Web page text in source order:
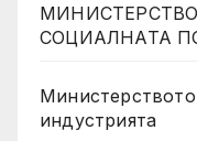
СОЦИАЛНАТА
индустрията